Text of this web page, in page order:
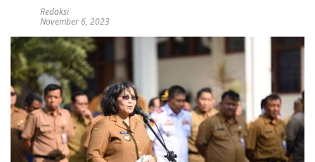
Redaksi
November 6, 2023